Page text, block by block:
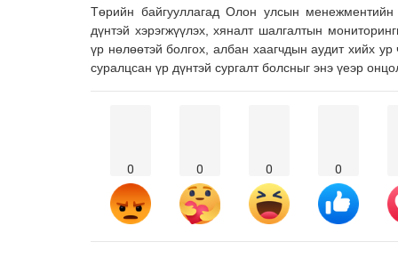
Төрийн байгууллагад Олон улсын менежментийн
дүнтэй хэрэгжүүлэх, хяналт шалгалтын
үр нөлөөтэй болгох, албан хаагчдын аудит хийх ур
суралцсан үр дүнтэй сургалт болсныг энэ үеэр
0 0 0 0